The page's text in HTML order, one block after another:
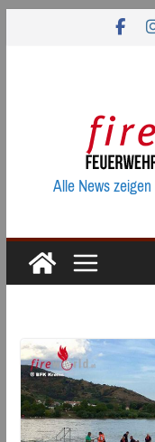
Alle News zeigen